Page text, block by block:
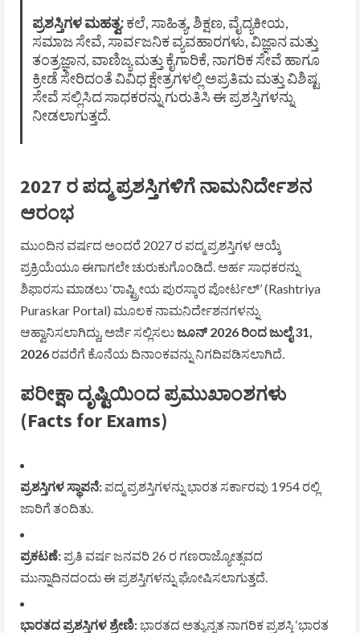
ಪ್ರಶಸ್ತಿಗಳ ಮಹತ್ವ:ಕಲೆ, ಸಾಹಿತ್ಯ, ಶಿಕ್ಷಣ, ವೈದ್ಯಕೀಯ,
ಸಮಾಜ ಸೇವೆ, ಸಾರ್ವಜನಿಕ ವ್ಯವಹಾರಗಳು, ವಿಜ್ಞಾನ ಮತ್ತು
ತಂತ್ರಜ್ಞಾನ, ವಾಣಿಜ್ಯ ಮತ್ತು ಕೈಗಾರಿಕೆ, ನಾಗರಿಕ ಸೇವೆ ಹಾಗೂ
ಕ್ರೀಡೆ ಸೇರಿದಂತೆ ವಿವಿಧ ಕ್ಷೇತ್ರಗಳಲ್ಲಿ ಅಪ್ರತಿಮ ಮತ್ತು ವಿಶಿಷ್ಟ
ಸೇವೆ ಸಲ್ಲಿಸಿದ ಸಾಧಕರನ್ನು ಗುರುತಿಸಿ ಈ ಪ್ರಶಸ್ತಿಗಳನ್ನು
ನೀಡಲಾಗುತ್ತದೆ.
2027 ರ ಪದ್ಮ ಪ್ರಶಸ್ತಿಗಳಿಗೆ ನಾಮನಿರ್ದೇಶನ
ಆರಂಭ
ಮುಂದಿನ ವರ್ಷದ ಅಂದರೆ 2027 ರ ಪದ್ಮ ಪ್ರಶಸ್ತಿಗಳ ಆಯ್ಕೆ
ಪ್ರಕ್ರಿಯೆಯೂ ಈಗಾಗಲೇ ಚುರುಕುಗೊಂಡಿದೆ. ಅರ್ಹ ಸಾಧಕರನ್ನು
ಶಿಫಾರಸು ಮಾಡಲು ‘ರಾಷ್ಟ್ರೀಯ ಪುರಸ್ಕಾರ ಪೋರ್ಟಲ್’ (Rashtriya
Puraskar Portal) ಮೂಲಕ ನಾಮನಿರ್ದೇಶನಗಳನ್ನು
ಆಹ್ವಾನಿಸಲಾಗಿದ್ದು, ಅರ್ಜಿ ಸಲ್ಲಿಸಲುಜೂನ್ 2026 ರಿಂದ ಜುಲೈ 31,
2026 ರವರೆಗೆ ಕೊನೆಯ ದಿನಾಂಕವನ್ನು ನಿಗದಿಪಡಿಸಲಾಗಿದೆ.
ಪರೀಕ್ಷಾ ದೃಷ್ಟಿಯಿಂದ ಪ್ರಮುಖಾಂಶಗಳು
(Facts for Exams)
ಪ್ರಶಸ್ತಿಗಳ ಸ್ಥಾಪನೆ: ಪದ್ಮ ಪ್ರಶಸ್ತಿಗಳನ್ನು ಭಾರತ ಸರ್ಕಾರವು 1954 ರಲ್ಲಿ
ಜಾರಿಗೆ ತಂದಿತು.
ಪ್ರಕಟಣೆ: ಪ್ರತಿ ವರ್ಷ ಜನವರಿ 26 ರ ಗಣರಾಜ್ಯೋತ್ಸವದ
ಮುನ್ನಾದಿನದಂದು ಈ ಪ್ರಶಸ್ತಿಗಳನ್ನು ಘೋಷಿಸಲಾಗುತ್ತದೆ.
ಭಾರತದ ಪ್ರಶಸ್ತಿಗಳ ಶ್ರೇಣಿ:ಭಾರತದ ಅತ್ಯುನ್ನತ ನಾಗರಿಕ ಪ್ರಶಸ್ತಿ ‘ಭಾರತ